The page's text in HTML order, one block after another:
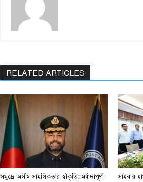
RELATED ARTICLES
সমুদ্রে অসীম সাহসিকতার স্বীকৃতি: মর্যাদাপূর্ণ
সাইবার